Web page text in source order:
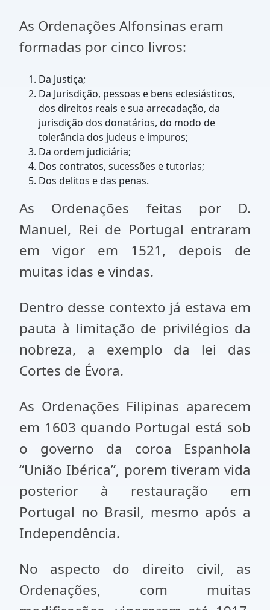
As Ordenações Alfonsinas eram
formadas por cinco livros:
Da Justiça;
Da Jurisdição, pessoas e bens eclesiásticos,
dos direitos reais e sua arrecadação, da
jurisdição dos donatários, do modo de
tolerância dos judeus e impuros;
Da ordem judiciária;
Dos contratos, sucessões e tutorias;
Dos delitos e das penas.
As Ordenações feitas por D.
Manuel, Rei de Portugal entraram
em vigor em 1521, depois de
muitas idas e vindas.
Dentro desse contexto já estava em
pauta à limitação de privilégios da
nobreza, a exemplo da lei das
Cortes de Évora.
As Ordenações Filipinas aparecem
em 1603 quando Portugal está sob
o governo da coroa Espanhola
“União Ibérica”, porem tiveram vida
posterior à restauração em
Portugal no Brasil, mesmo após a
Independência.
No aspecto do direito civil, as
Ordenações, com muitas